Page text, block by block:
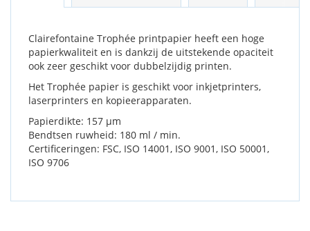
Clairefontaine Trophée printpapier heeft een hoge
papierkwaliteit en is dankzij de uitstekende opaciteit
ook zeer geschikt voor dubbelzijdig printen.
Het Trophée papier is geschikt voor inkjetprinters,
laserprinters en kopieerapparaten.
Papierdikte: 157 µm
Bendtsen ruwheid: 180 ml / min.
Certificeringen: FSC, ISO 14001, ISO 9001, ISO 50001,
ISO 9706